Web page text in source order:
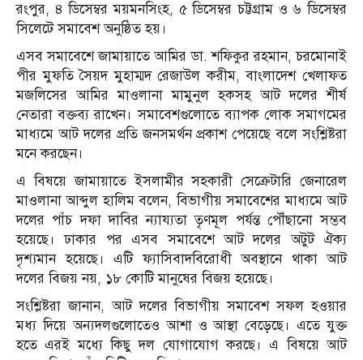
রংপুর, ৪ ডিসেম্বর ময়মনসিংহ, ৫ ডিসেম্বর চট্টগ্রাম ও ৬ ডিসেম্বর
সিলেটে সমাবেশ অনুষ্ঠিত হয়।
এসব সমাবেশে জামায়াতে আমির ডা. শফিকুর রহমান, চরমোনাই
পীর মুফতি সৈয়দ মুহাম্মদ রেজাউল করীম, বাংলাদেশ খেলাফত
মজলিসের আমির মাওলানা মামুনুল হকসহ আট দলের শীর্ষ
নেতারা বক্তব্য রাখেন। সমাবেশগুলোতে ব্যাপক লোক সমাগমের
মাধ্যমে আট দলের প্রতি জনসমর্থন প্রকাশ পেয়েছে বলে সংশ্লিষ্টরা
মনে করছেন।
এ বিষয়ে জামায়াতে ইসলামীর সহকারী সেক্রেটারি জেনারেল
মাওলানা আব্দুল হালিম বলেন, বিভাগীয় সমাবেশের মাধ্যমে আট
দলের পাঁচ দফা দাবির ন্যায্যতা তৃণমূল পর্যন্ত পৌঁছানো সম্ভব
হয়েছে। ঢাকার পর এসব সমাবেশে আট দলের অটুট ঐক্য
দৃশ্যমান হয়েছে। এটি ফ্যাসিবাদবিরোধী অবস্থানে থাকা আট
দলের বিজয় নয়, ১৮ কোটি মানুষের বিজয় হয়েছে।
সংশ্লিষ্টরা জানান, আট দলের বিভাগীয় সমাবেশ সফল হওয়ার
মধ্য দিয়ে অন্যদলগুলোতেও আশা ও আস্থা বেড়েছে। এতে যুক্ত
হতে এরই মধ্যে কিছু দল যোগাযোগ করছে। এ বিষয়ে আট